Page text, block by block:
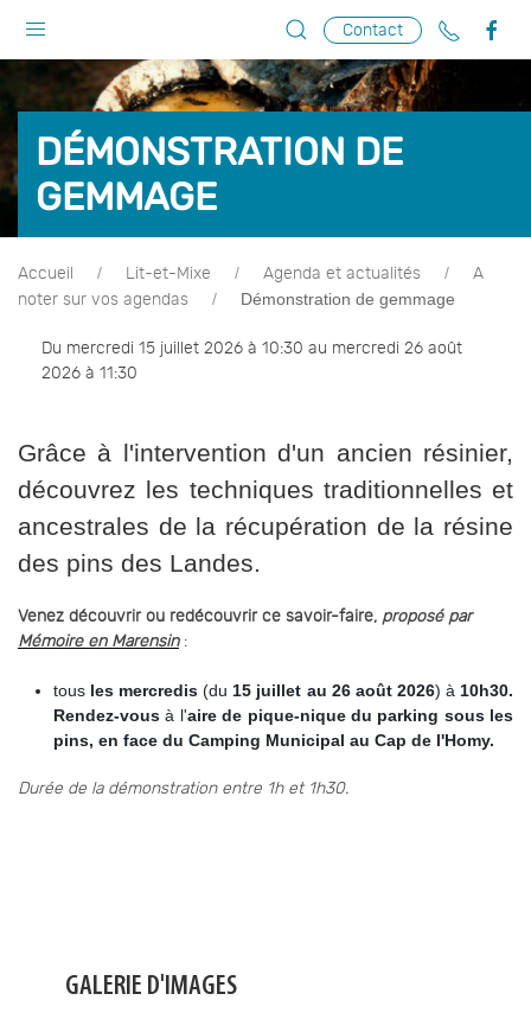
Contact
DÉMONSTRATION DE
GEMMAGE
Accueil Lit-et-Mixe Agenda et actualités
A
noter sur vos agendas
Démonstration de gemmage
Du mercredi 15 juillet 2026 à 10:30 au mercredi 26 août
2026 à 11:30
Grâce à l'intervention d'un ancien résinier,
découvrez les techniques traditionnelles et
ancestrales de la récupération de la résine
des pins des Landes.
Venez découvrir ou redécouvrir ce savoir-faire, proposé par
Mémoire en Marensin:
tous les mercredis (du 15 juillet au 26 août 2026) à 10h30.
Rendez-vous à l'aire de pique-nique du parking sous les
pins, en face du Camping Municipal au Cap de l'Homy.
Durée de la démonstration entre 1h et 1h30.
GALERIE D'IMAGES